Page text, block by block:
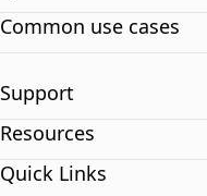
Common use cases
Support
Resources
Quick Links